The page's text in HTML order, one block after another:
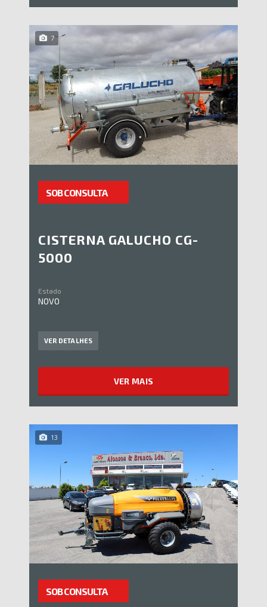
7
SOB CONSULTA
CISTERNA GALUCHO CG-
5000
Estado
NOVO
VER DETALHES
VER MAIS
13
SOB CONSULTA